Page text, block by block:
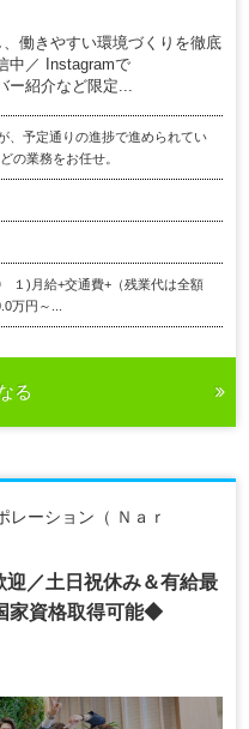
働きやすい環境づくりを徹底
中／ Instagramで
ー紹介など限定...
、予定通りの進捗で進められてい
の業務をお任せ。
１)月給+交通費+（残業代は全額
万円～...
る
レーション（ Ｎａｒ
／土日祝休み＆有給最
家資格取得可能◆